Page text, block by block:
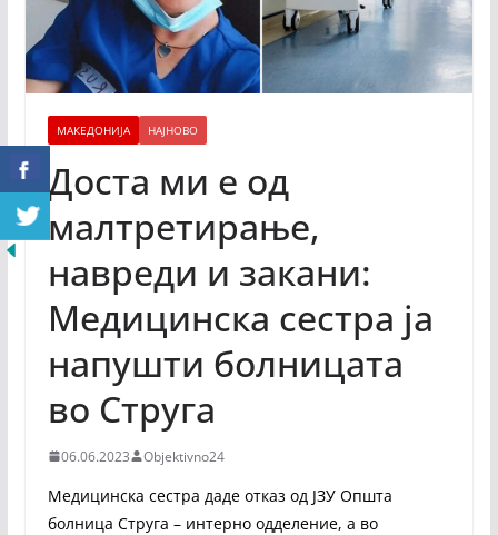
МАКЕДОНИЈА НАЈНОВО
Доста ми е од
малтретирање,
навреди и закани:
Медицинска сестра ја
напушти болницата
во Струга
06.06.2023 Objektivno24
Медицинска сестра даде отказ од ЈЗУ Општа
болница Струга – интерно одделение, а во